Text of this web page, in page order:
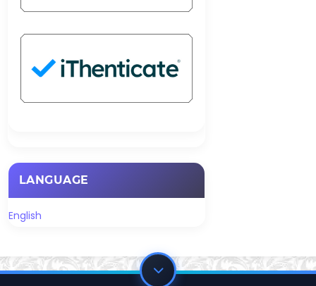
LANGUAGE
English